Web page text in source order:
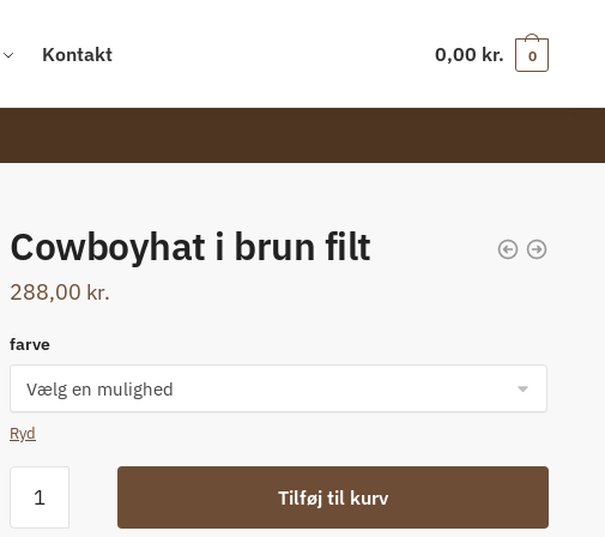
Kontakt 0,00 kr. 0
Cowboyhat i brun filt
288,00 kr.
farve
Ryd
Tilføj til kurv